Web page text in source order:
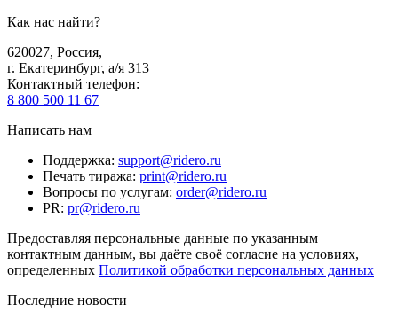
Как нас найти?
620027, Россия,
г. Екатеринбург, а/я 313
Контактный телефон:
8 800 500 11 67
Написать нам
Поддержка: support@ridero.ru
Печать тиража: print@ridero.ru
Вопросы по услугам: order@ridero.ru
PR: pr@ridero.ru
Предоставляя персональные данные по указанным
контактным данным, вы даёте своё согласие на условиях,
определенных Политикой обработки персональных данных
Последние новости